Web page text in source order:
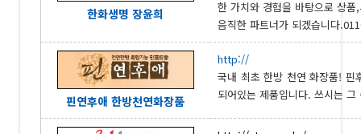
한화생명 장윤희
한 가치와 경험을 바탕으로 상
음직한 파트너가 되겠습니다
핀연후애 한방천연화장품
http://
국내 최초 한방 천연 화장품! 핀
되어있는 제품입니다. 쓰시는